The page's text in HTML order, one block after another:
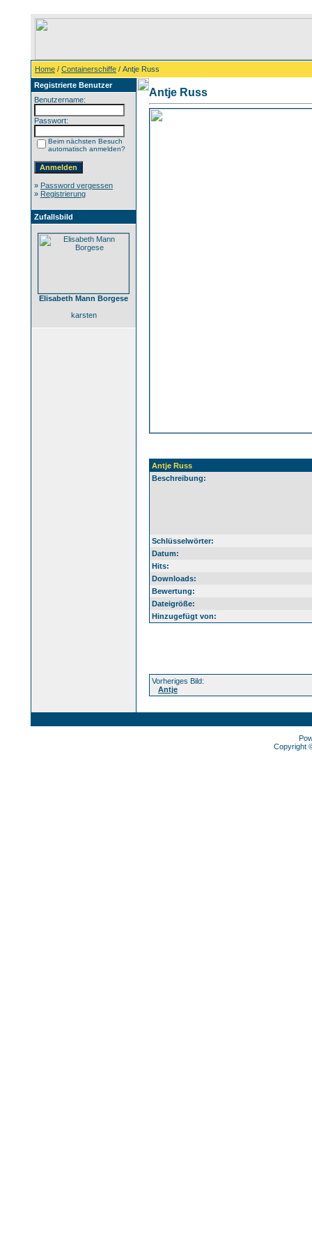
Home / Containerschiffe / Antje Russ
Registrierte Benutzer
Benutzername:
Passwort:
Beim nächsten Besuch
automatisch anmelden?
» Password vergessen
» Registrierung
Zufallsbild
Elisabeth Mann Borgese
karsten
Antje Russ
Antje Russ
Beschreibung:
Schlüsselwörter:
Datum:
Hits:
Downloads:
Bewertung:
Dateigröße:
Hinzugefügt von:
Vorheriges Bild:
Antje
Copyright